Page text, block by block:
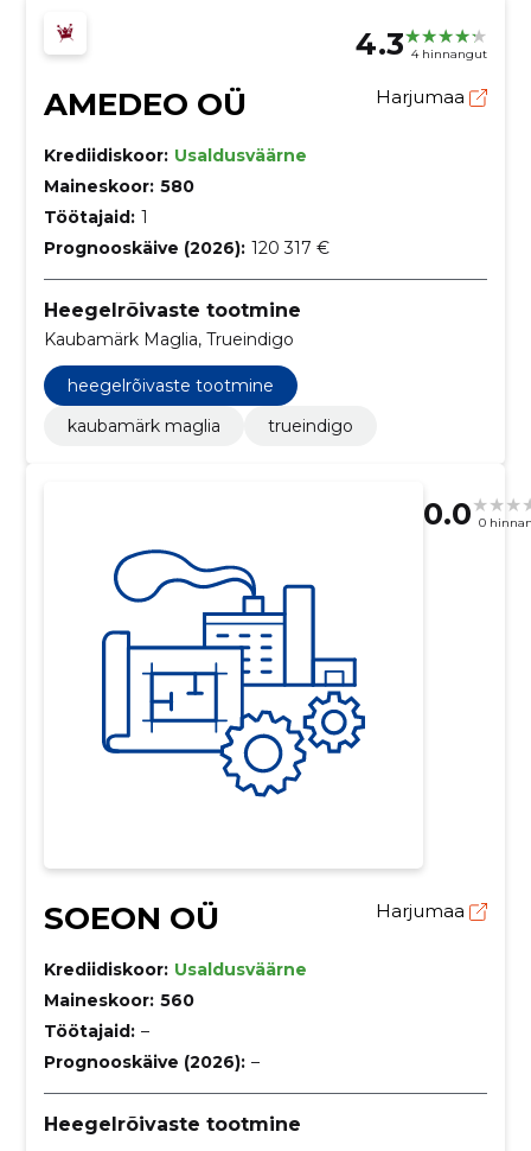
4.3 4 hinnangut
AMEDEO OÜ Harjumaa
Krediidiskoor: Usaldusväärne
Maineskoor: 580
Töötajaid: 1
Prognooskäive (2026): 120 317 €
Heegelrõivaste tootmine
Kaubamärk Maglia, Trueindigo
heegelrõivaste tootmine
kaubamärk maglia
trueindigo
0.0 0
SOEON OÜ Harjumaa
Krediidiskoor: Usaldusväärne
Maineskoor: 560
Töötajaid: –
Prognooskäive (2026): –
Heegelrõivaste tootmine